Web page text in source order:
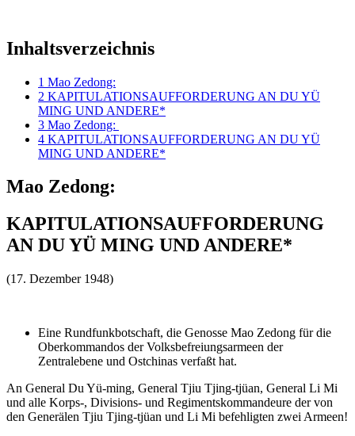
Inhaltsverzeichnis
1 Mao Zedong:
2 KAPITULATIONSAUFFORDERUNG AN DU YÜ
MING UND ANDERE*
3 Mao Zedong:
4 KAPITULATIONSAUFFORDERUNG AN DU YÜ
MING UND ANDERE*
Mao Zedong:
KAPITULATIONSAUFFORDERUNG
AN DU YÜ MING UND ANDERE*
(17. Dezember 1948)
Eine Rundfunkbotschaft, die Genosse Mao Zedong für die
Oberkommandos der Volksbefreiungsarmeen der
Zentralebene und Ostchinas verfaßt hat.
An General Du Yü-ming, General Tjiu Tjing-tjüan, General Li Mi
und alle Korps-, Divisions- und Regimentskommandeure der von
den Generälen Tjiu Tjing-tjüan und Li Mi befehligten zwei Armeen!